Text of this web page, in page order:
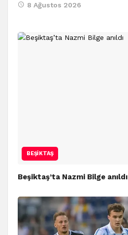
8 Ağustos 2026
BEŞIKTAŞ
Beşiktaş’ta Nazmi Bilge anıldı